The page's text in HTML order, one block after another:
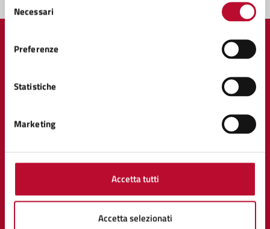
delNecessari
Preferenze
Statistiche
Marketing
Accetta tutti
Accetta selezionati
Comune di Volterra
AMMINISTRAZIONE
Politici
Personale amministrativo